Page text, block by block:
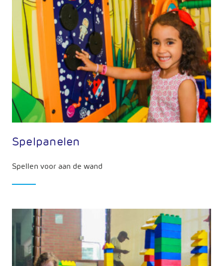
Spelpanelen
Spellen voor aan de wand